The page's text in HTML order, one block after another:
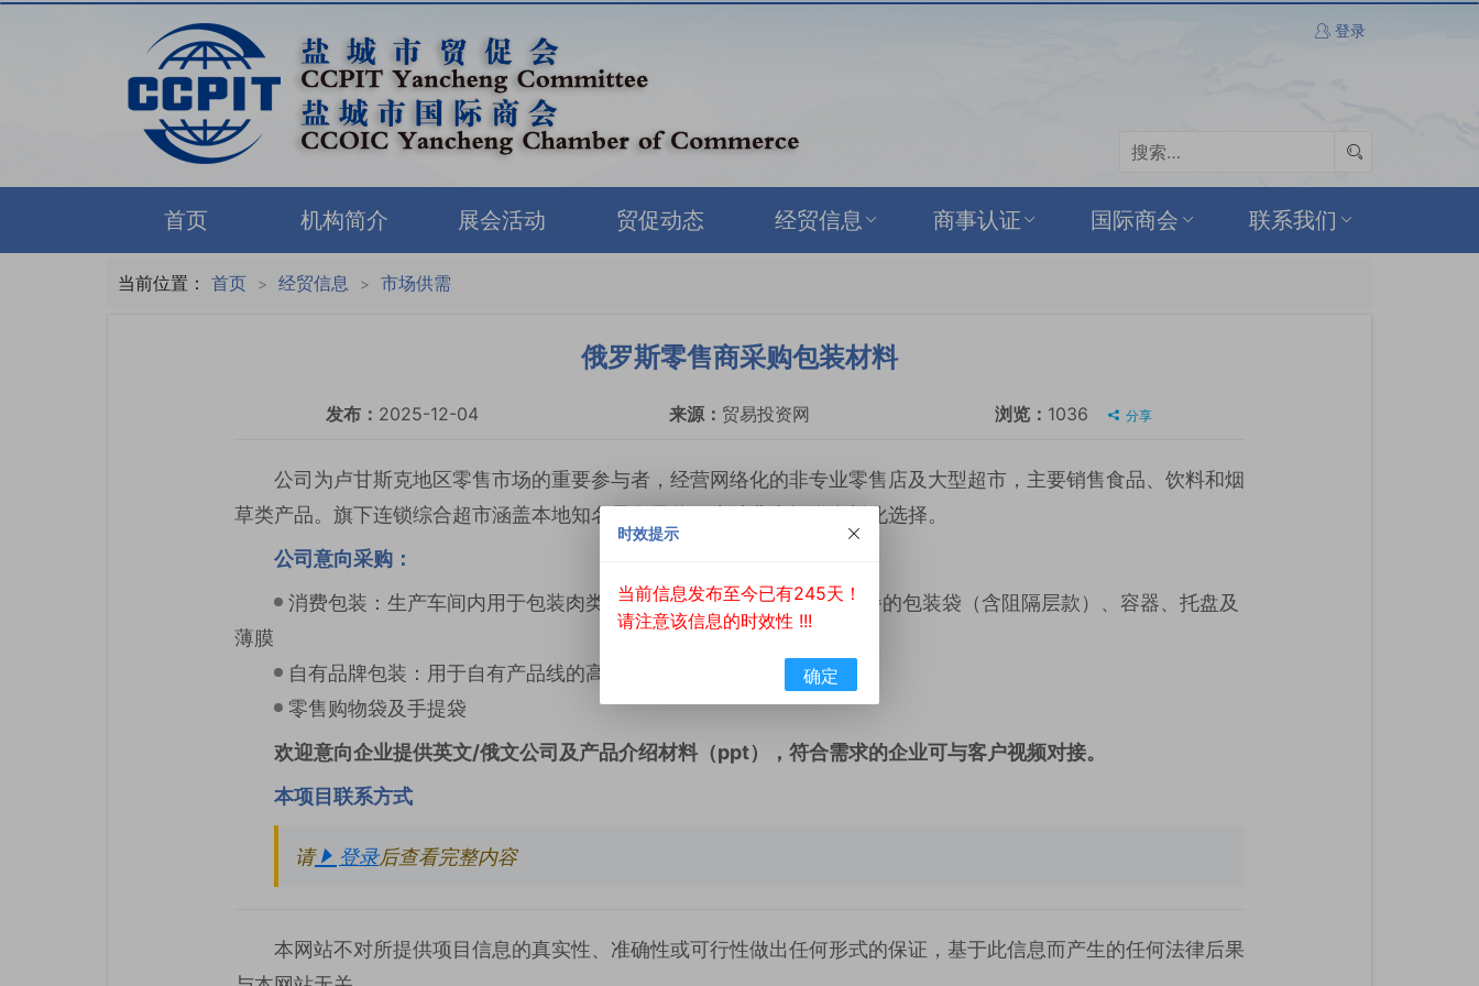
登录
首页 机构简介 展会活动 贸促动态 经贸信息 商事认证 国际商会 联系我们
当前位置： 首页 > 经贸信息 > 市场供需
俄罗斯零售商采购包装材料
发布： 2025-12-04 来源： 贸易投资网 浏览： 1036 分享
公司为卢甘斯克地区零售市场的重要参与者，经营网络化的非专业零售店及大型超市，主要销售食品、饮料和烟
草类产品。旗下连锁综合超市涵盖本地知名零售品牌，为消费者提供多样化选择。
公司意向采购：
消费包装：生产车间内用于包装肉类、乳制品、水果、蔬菜及即食餐的包装袋（含阻隔层款）、容器、托盘及
薄膜
自有品牌包装：用于自有产品线的高品质包装材料
零售购物袋及手提袋
欢迎意向企业提供英文/俄文公司及产品介绍材料（ppt），符合需求的企业可与客户视频对接。
本项目联系方式
请 登录后查看完整内容
本网站不对所提供项目信息的真实性、准确性或可行性做出任何形式的保证，基于此信息而产生的任何法律后果
时效提示
当前信息发布至今已有245天！
请注意该信息的时效性 !!!
确定